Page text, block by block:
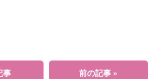
前の記事 »
事